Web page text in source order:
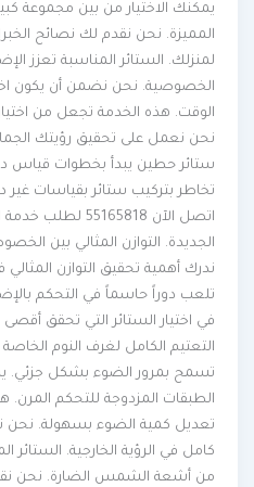
يمكنك الاختيار من بين مجموعة كبيرة
المميزة. نحن نقدم لك نصائح الخبراء
لمنزلك. الستائر المناسبة تعزز
الخصوصية. نحن نضمن أن يكون
الوقت. هذه الخدمة تجعل من اختيار
نحن نعمل على تحقيق رؤيتك
ستائر حطين يبدأ بخطوات قياس
تخاطر بتركيب ستائر بقياسات غير
اتصل الآن 55165818
الجديدة. التوازن المثالي بين
ندرك أهمية تحقيق التوازن المثالي
تلعب دوراً حاسماً في التحكم
في اختيار الستائر التي تحقق أقصى
التعتيم الكامل لغرف النوم الخاصة
تسمح بمرور الضوء بشكل جزئي.
الطبقات المزدوجة للتحكم المرن.
تعديل كمية الضوء بسهولة. نحن
كامل في الرؤية الخارجية. الستائر
من أشعة الشمس الضارة. نحن نقدم